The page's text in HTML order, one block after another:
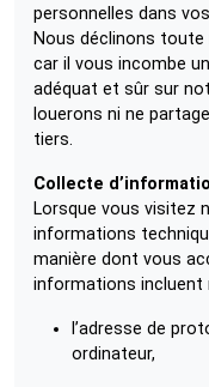
personnelles dans
Nous déclinons
car il vous incombe
adéquat et sûr sur
louerons ni ne
tiers.
Collecte
Lorsque vous visitez
informations
manière dont vous
informations incluent
l’adresse de
ordinateur,